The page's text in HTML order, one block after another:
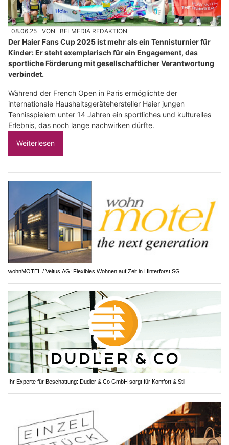
08.06.25 VON BELMEDIA REDAKTION
Der Haier Fans Cup 2025 ist mehr als ein Tennisturnier für
Kinder: Er steht exemplarisch für ein Engagement, das
sportliche Förderung mit gesellschaftlicher Verantwortung
verbindet.
Während der French Open in Paris ermöglichte der
internationale Haushaltsgerätehersteller Haier jungen
Tennisspielern unter 14 Jahren ein sportliches und kulturelles
Erlebnis, das noch lange nachwirken dürfte.
Weiterlesen
wohnMOTEL / Veltus AG: Flexibles Wohnen auf Zeit in Hinterforst SG
Ihr Experte für Beschattung: Dudler & Co GmbH sorgt für Komfort & Stil